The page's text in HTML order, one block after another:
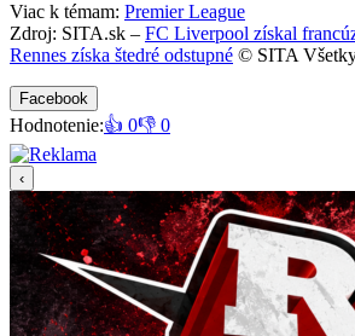
Viac k témam: Premier League
Zdroj: SITA.sk – FC Liverpool získal
Rennes získa štedré odstupné © SITA
Facebook
Hodnotenie:👍 0👎 0
‹